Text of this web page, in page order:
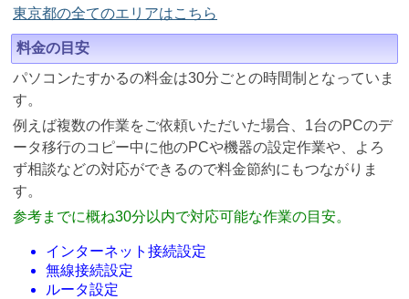
東京都の全てのエリアはこちら
料金の目安
パソコンたすかるの料金は30分ごとの時間制となっていま
す。
例えば複数の作業をご依頼いただいた場合、1台のPCのデ
ータ移行のコピー中に他のPCや機器の設定作業や、よろ
ず相談などの対応ができるので料金節約にもつながりま
す。
参考までに概ね30分以内で対応可能な作業の目安。
インターネット接続設定
無線接続設定
ルータ設定